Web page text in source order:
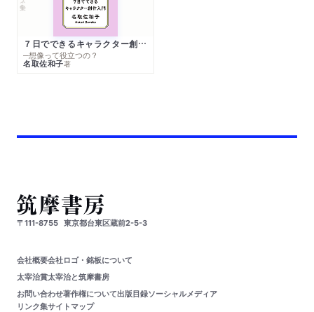
７日でできるキャラクター創作入門
─想像って役立つの？
名取佐和子著
〒111-8755 東京都台東区蔵前2-5-3
会社概要会社ロゴ・銘板について
太宰治賞太宰治と筑摩書房
お問い合わせ著作権について出版目録ソーシャルメディア
リンク集サイトマップ